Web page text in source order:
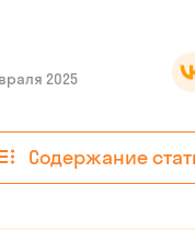
2025
Содержание